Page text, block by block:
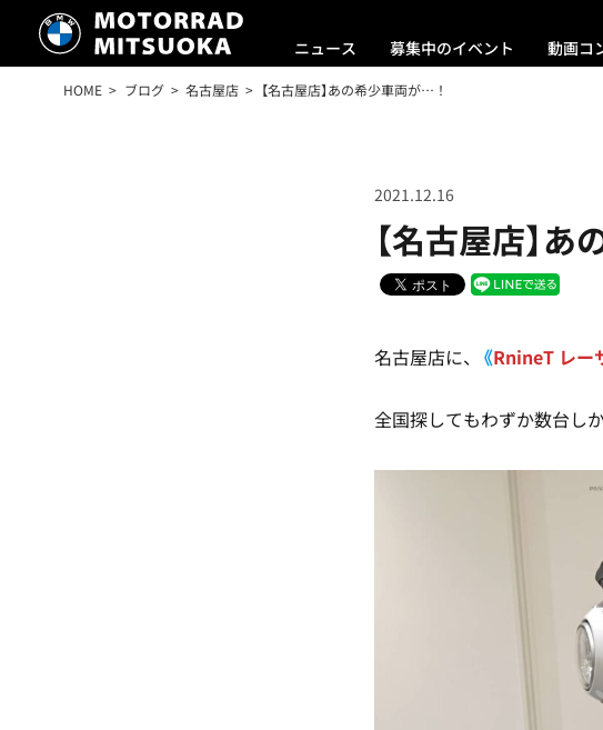
ニュース 募集中のイベント 動画コ
HOME ブログ 名古屋店 【名古屋店】あの希少車両が…！
【名古屋店】
2021.12.16
名古屋店に、 《RnineT レー
全国探してもわずか数台し